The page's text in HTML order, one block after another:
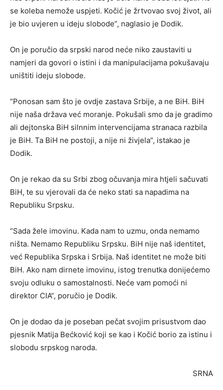
se koleba nemože uspjeti. Kočić je žrtvovao svoj život, ali
je bio uvjeren u ideju slobode”, naglasio je Dodik.
On je poručio da srpski narod neće niko zaustaviti u
namjeri da govori o istini i da manipulacijama pokušavaju
uništiti ideju slobode.
“Ponosan sam što je ovdje zastava Srbije, a ne BiH. BiH
nije naša država već moranje. Pokušali smo da je gradimo
ali dejtonska BiH silnnim intervencijama stranaca razbila
je BiH. Ta BiH ne postoji, a nije ni živjela”, istakao je
Dodik.
On je rekao da su Srbi zbog očuvanja mira htjeli sačuvati
BiH, te su vjerovali da će neko stati sa napadima na
Republiku Srpsku.
“Sada žele imovinu. Kada nam to uzmu, onda nemamo
ništa. Nemamo Republiku Srpsku. BiH nije naš identitet,
već Republika Srpska i Srbija. Naš identitet ne može biti
BiH. Ako nam dirnete imovinu, istog trenutka donijećemo
svoju odluku o samostalnosti. Neće vam pomoći ni
direktor CIA”, poručio je Dodik.
On je dodao da je poseban pečat svojim prisustvom dao
pjesnik Matija Bećković koji se kao i Kočić borio za istinu i
slobodu srpskog naroda.
SRNA